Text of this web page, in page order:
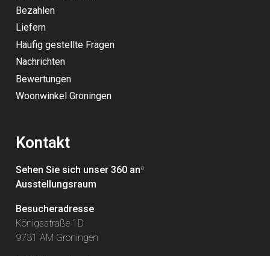
Bezahlen
Liefern
Häufig gestellte Fragen
Nachrichten
Bewertungen
Woonwinkel Groningen
Kontakt
Sehen Sie sich unser 360 anº
Ausstellungsraum
Besucheradresse
Königsstraße 1D
9731 AM Groningen